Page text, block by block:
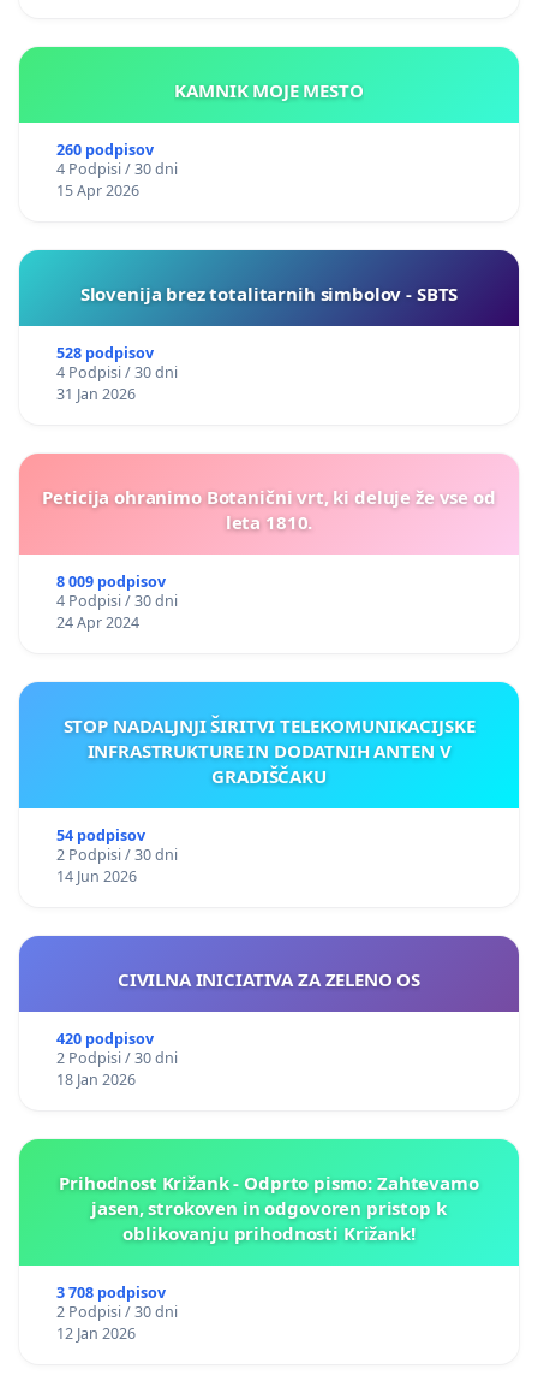
KAMNIK MOJE MESTO
260 podpisov
4 Podpisi / 30 dni
15 Apr 2026
Slovenija brez totalitarnih simbolov - SBTS
528 podpisov
4 Podpisi / 30 dni
31 Jan 2026
Peticija ohranimo Botanični vrt, ki deluje že vse od
leta 1810.
8 009 podpisov
4 Podpisi / 30 dni
24 Apr 2024
STOP NADALJNJI ŠIRITVI TELEKOMUNIKACIJSKE
INFRASTRUKTURE IN DODATNIH ANTEN V
GRADIŠČAKU
54 podpisov
2 Podpisi / 30 dni
14 Jun 2026
CIVILNA INICIATIVA ZA ZELENO OS
420 podpisov
2 Podpisi / 30 dni
18 Jan 2026
Prihodnost Križank - Odprto pismo: Zahtevamo
jasen, strokoven in odgovoren pristop k
oblikovanju prihodnosti Križank!
3 708 podpisov
2 Podpisi / 30 dni
12 Jan 2026